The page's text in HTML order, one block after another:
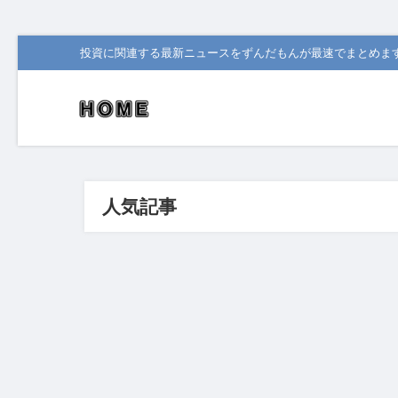
投資に関連する最新ニュースをずんだもんが最速でまとめま
人気記事